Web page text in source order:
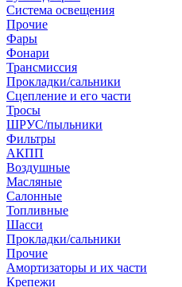
Система освещения
Прочие
Фары
Фонари
Трансмиссия
Прокладки/сальники
Сцепление и его части
Тросы
ШРУС/пыльники
Фильтры
АКПП
Воздушные
Масляные
Салонные
Топливные
Шасси
Прокладки/сальники
Прочие
Амортизаторы и их части
Крепежи